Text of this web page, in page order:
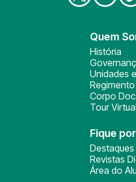
Quem
História
Unidades
Corpo
Tour Virtual
Fique
Destaques
Revistas
Área do